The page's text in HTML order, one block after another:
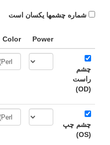
شماره چشمها یکسان است
Power
Color
چشم
راست
(OD)
چشم چپ
(OS)